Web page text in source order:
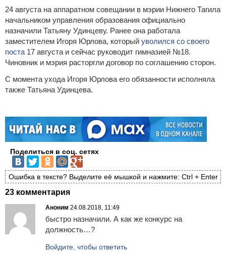
24 августа на аппаратном совещании в мэрии Нижнего Тагила
начальником управления образования официально
назначили Татьяну Удинцеву. Ранее она работала
заместителем Игоря Юрлова, который уволился со своего
поста 17 августа и сейчас руководит гимназией №18.
Чиновник и мэрия расторгли договор по соглашению сторон.
С момента ухода Игоря Юрлова его обязанности исполняла
также Татьяна Удинцева.
Поделиться в соц. сетях
Ошибка в тексте? Выделите её мышкой и нажмите: Ctrl + Enter
23 комментария
Аноним 24.08.2018, 11:49
быстро назначили. А как же конкурс на
должность…?
Войдите, чтобы ответить